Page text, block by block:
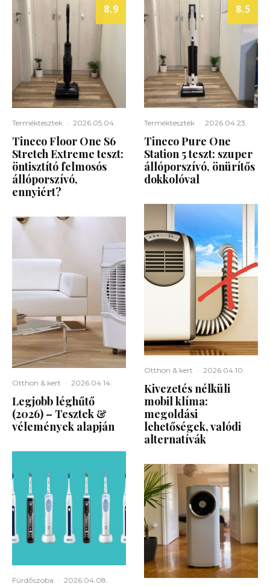
8.9
Terméktesztek · 2026.05.04.
Tineco Floor One S6
Stretch Extreme teszt:
öntisztító felmosós
állóporszívó,
ennyiért?
Otthon & kert · 2026.04.14.
Legjobb léghűtő
(2026) – Tesztek &
vélemények alapján
Fürdőszoba · 2026.04.08.
8.5
Terméktesztek · 2026.04.23.
Tineco Pure One
Station 5 teszt: szuper
állóporszívó, önürítős
dokkolóval
Otthon & kert · 2026.04.10.
Kivezetés nélküli
mobil klíma:
megoldási
lehetőségek, valódi
alternatívák